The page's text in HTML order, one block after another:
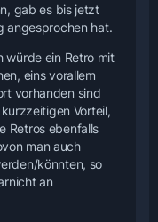
gab es bis jetzt
angesprochen hat.
würde ein Retro mit
eins vorallem
vorhanden sind
Vorteil,
Retros ebenfalls
man auch
könnten, so
an